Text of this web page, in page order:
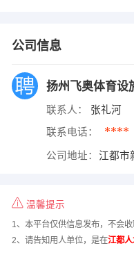
公司信息
扬州飞奥体育设
联系人： 张礼河
联系电话： ****
公司地址： 江都市
温馨提示
1、本平台仅供信息发布，不会
2、请告知用人单位，是在江都人